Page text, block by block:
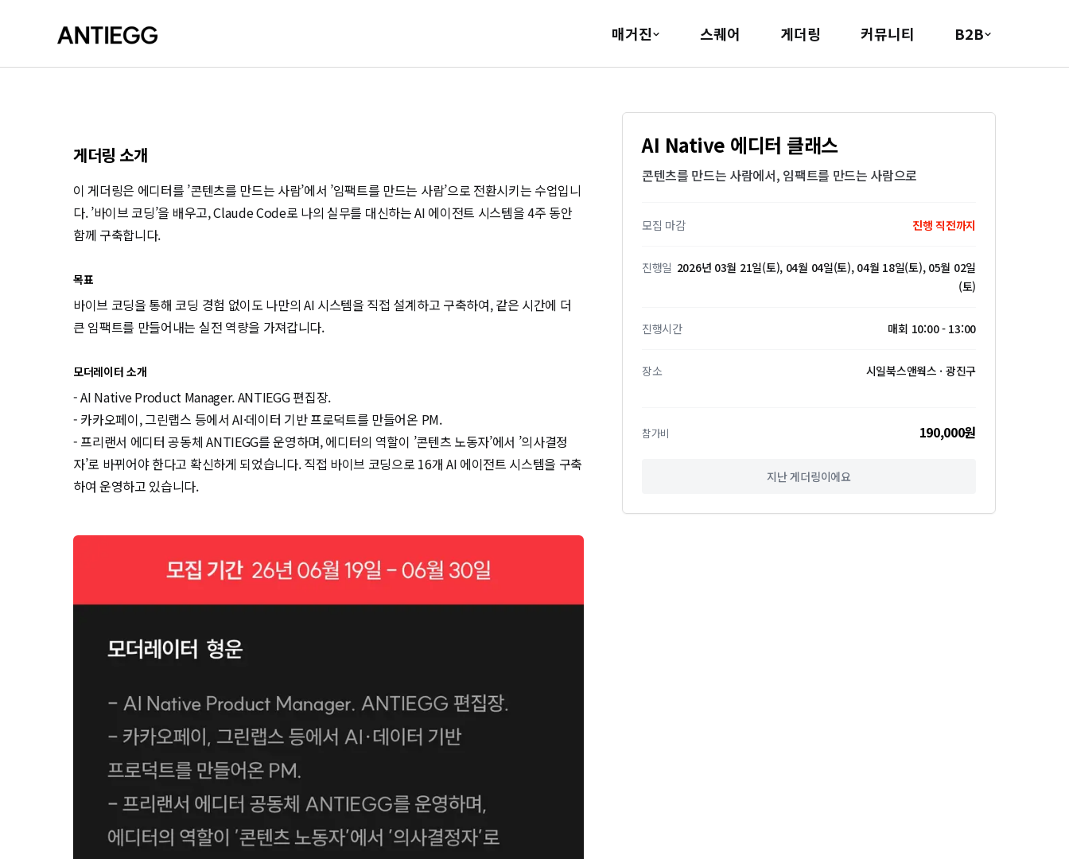
매거진 스퀘어 게더링 커뮤니티 B2B
게더링 소개
이 게더링은 에디터를 ’콘텐츠를 만드는 사람’에서 ’임팩트를 만드는 사람’으로 전환시키는 수업입니
다. ’바이브 코딩’을 배우고, Claude Code로 나의 실무를 대신하는 AI 에이전트 시스템을 4주 동안
함께 구축합니다.
목표
바이브 코딩을 통해 코딩 경험 없이도 나만의 AI 시스템을 직접 설계하고 구축하여, 같은 시간에 더
큰 임팩트를 만들어내는 실전 역량을 가져갑니다.
모더레이터 소개
- AI Native Product Manager. ANTIEGG 편집장.
- 카카오페이, 그린랩스 등에서 AI·데이터 기반 프로덕트를 만들어온 PM.
- 프리랜서 에디터 공동체 ANTIEGG를 운영하며, 에디터의 역할이 ’콘텐츠 노동자’에서 ’의사결정
자’로 바뀌어야 한다고 확신하게 되었습니다. 직접 바이브 코딩으로 16개 AI 에이전트 시스템을 구축
하여 운영하고 있습니다.
AI Native 에디터 클래스
콘텐츠를 만드는 사람에서, 임팩트를 만드는 사람으로
모집 마감 진행 직전까지
진행일 2026년 03월 21일(토), 04월 04일(토), 04월 18일(토), 05월 02일
(토)
진행시간 매회 10:00 - 13:00
장소 시일북스앤웍스 · 광진구
참가비 190,000원
지난 게더링이에요